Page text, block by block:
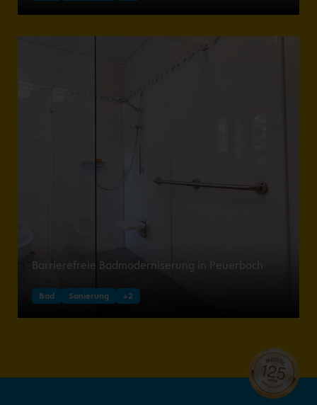
Barrierefreie Badmoderniserung in Peuerbach
Bad Sanierung +2